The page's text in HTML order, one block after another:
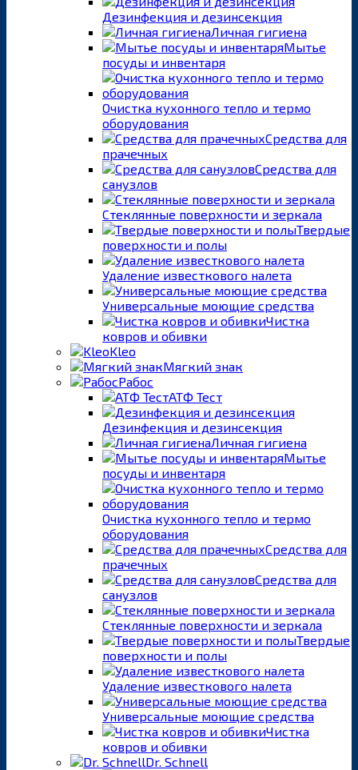
Дезинфекция и дезинсекция
Личная гигиена
Мытье
посуды и инвентаря
Очистка кухонного тепло и термо
оборудования
Средства для
прачечных
Средства для
санузлов
Стеклянные поверхности и зеркала
Твердые
поверхности и полы
Удаление известкового налета
Универсальные моющие средства
Чистка
ковров и обивки
Kleo
Мягкий знак
Рабос
АТФ Тест
Дезинфекция и дезинсекция
Личная гигиена
Мытье
посуды и инвентаря
Очистка кухонного тепло и термо
оборудования
Средства для
прачечных
Средства для
санузлов
Стеклянные поверхности и зеркала
Твердые
поверхности и полы
Удаление известкового налета
Универсальные моющие средства
Чистка
ковров и обивки
Dr. Schnell